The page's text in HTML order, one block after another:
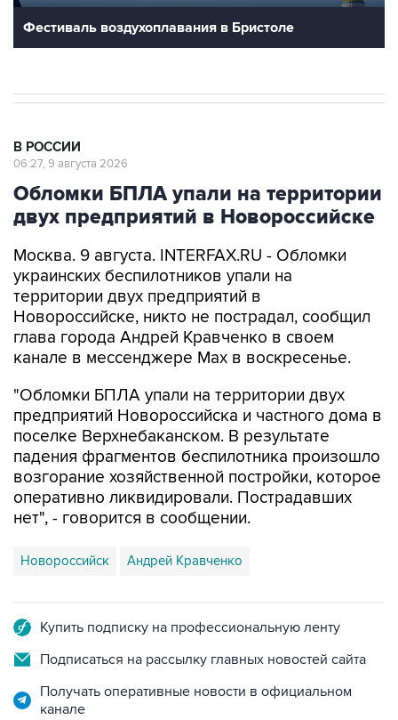
Фестиваль воздухоплавания в Бристоле
В РОССИИ
06:27, 9 августа 2026
Обломки БПЛА упали на территории
двух предприятий в Новороссийске
Москва. 9 августа. INTERFAX.RU - Обломки
украинских беспилотников упали на
территории двух предприятий в
Новороссийске, никто не пострадал, сообщил
глава города Андрей Кравченко в своем
канале в мессенджере Max в воскресенье.
"Обломки БПЛА упали на территории двух
предприятий Новороссийска и частного дома в
поселке Верхнебаканском. В результате
падения фрагментов беспилотника произошло
возгорание хозяйственной постройки, которое
оперативно ликвидировали. Пострадавших
нет", - говорится в сообщении.
Новороссийск Андрей Кравченко
Купить подписку на профессиональную ленту
Подписаться на рассылку главных новостей сайта
Получать оперативные новости в официальном
канале